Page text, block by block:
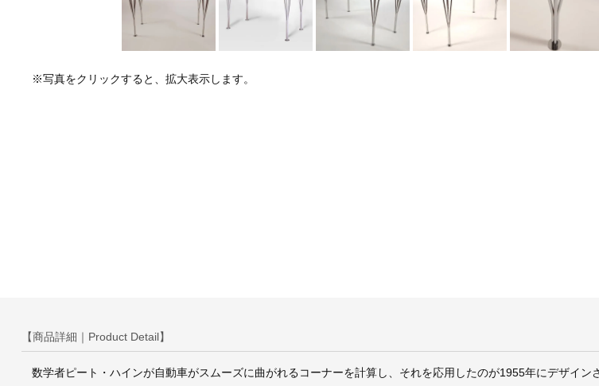
※写真をクリックすると、拡大表示します。
【商品詳細｜Product Detail】
数学者ピート・ハインが自動車がスムーズに曲がれるコーナーを計算し、それを応用したのが1955年にデザイン